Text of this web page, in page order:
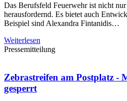
Das Berufsfeld Feuerwehr ist nicht nur
herausfordernd. Es bietet auch
Beispiel sind Alexandra Fintanidis…
Weiterlesen
Pressemitteilung
Zebrastreifen am Postplatz -
gesperrt